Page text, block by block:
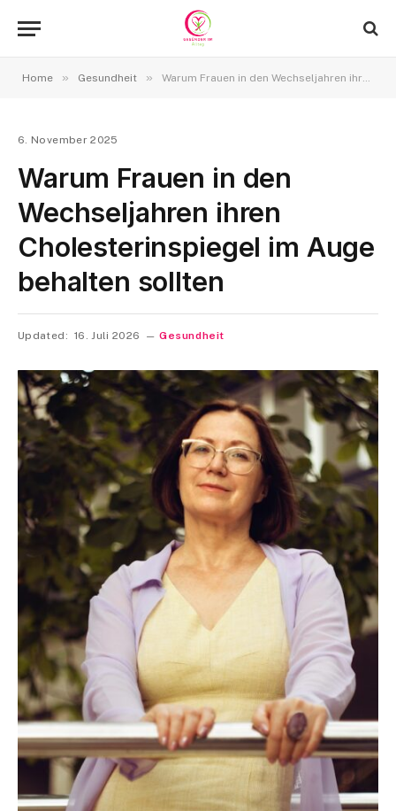
Home » Gesundheit » Warum Frauen in den Wechseljahren ihren Cholesterinspiegel im Auge behalten sollten
6. November 2025
Warum Frauen in den
Wechseljahren ihren
Cholesterinspiegel im Auge
behalten sollten
Updated: 16. Juli 2026 Gesundheit